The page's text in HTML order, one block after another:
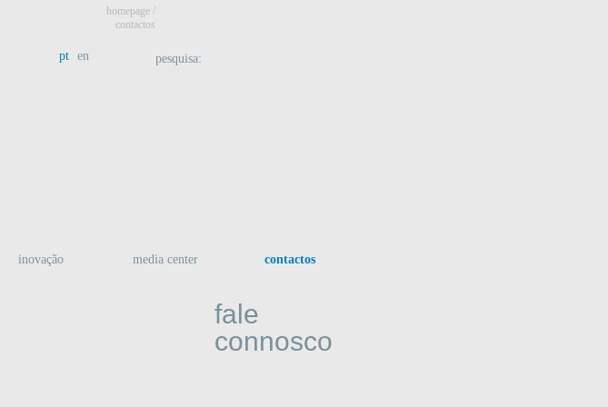
pesquisa:
pt en
inovação media center contactos
homepage /
contactos
fale
connosco